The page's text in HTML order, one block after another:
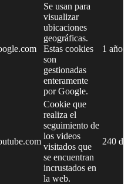
Se usan para
visualizar
ubicaciones
geográficas.
Estas cookies
son
gestionadas
enteramente
por Google.
1 año
Cookie que
realiza el
seguimiento de
los videos
visitados que
se encuentran
incrustados en
la web.
240